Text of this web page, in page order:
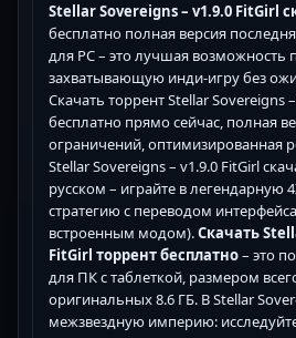
Stellar Sovereigns – v1.9.0 FitGirl
бесплатно полная версия
для PC – это лучшая возможность
захватывающую инди-игру без
Скачать торрент Stellar Sovereigns
бесплатно прямо сейчас, полная
ограничений, оптимизированная
Stellar Sovereigns – v1.9.0 FitGirl
русском – играйте в легендарную
стратегию с переводом
встроенным модом).Скачать
FitGirl торрент бесплатно– это
для ПК с таблеткой, размером
оригинальных 8.6 ГБ. В Stellar
межзвездную империю: